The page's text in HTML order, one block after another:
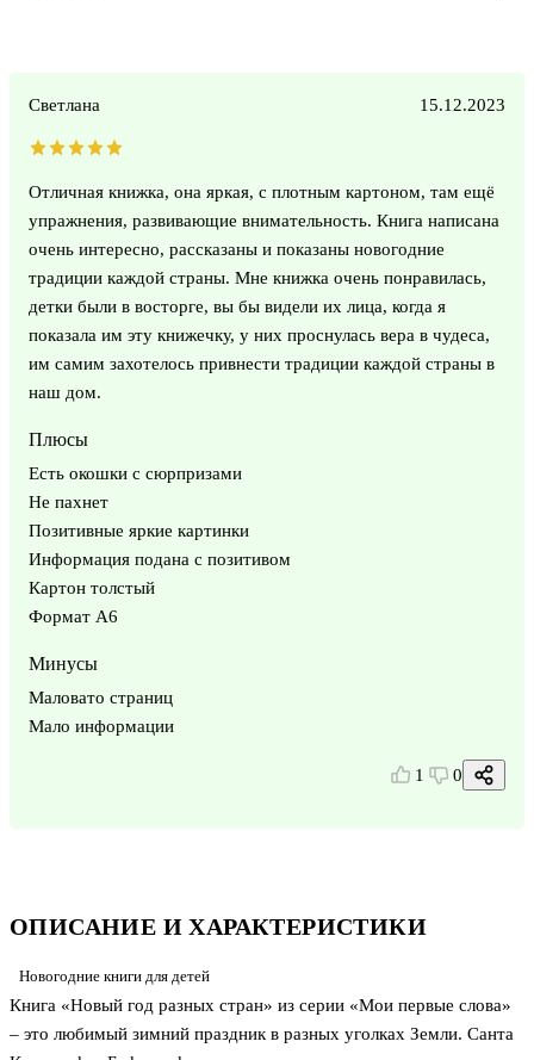
ОПИСАНИЕ И ХАРАКТЕРИСТИКИ
Новогодние книги для детей
Книга «Новый год разных стран» из серии «Мои первые слова»
– это любимый зимний праздник в разных уголках Земли. Санта
Светлана 15.12.2023
Отличная книжка, она яркая, с плотным картоном, там ещё
упражнения, развивающие внимательность. Книга написана
очень интересно, рассказаны и показаны новогодние
традиции каждой страны. Мне книжка очень понравилась,
детки были в восторге, вы бы видели их лица, когда я
показала им эту книжечку, у них проснулась вера в чудеса,
им самим захотелось привнести традиции каждой страны в
наш дом.
Плюсы
Есть окошки с сюрпризами
Не пахнет
Позитивные яркие картинки
Информация подана с позитивом
Картон толстый
Формат А6
Минусы
Маловато страниц
Мало информации
1 0